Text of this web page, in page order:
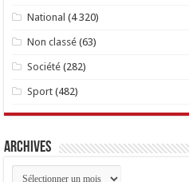
National (4 320)
Non classé (63)
Société (282)
Sport (482)
Archives
Archives